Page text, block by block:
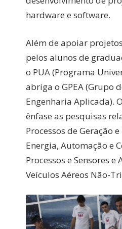
hardware e software.
Além de apoiar
pelos alunos de
o PUA (Programa
abriga o GPEA (Grupo
Engenharia Aplicada).
ênfase as pesquisas
Processos de Geração
Energia, Automação e
Processos e Sensores
Veículos Aéreos Não-